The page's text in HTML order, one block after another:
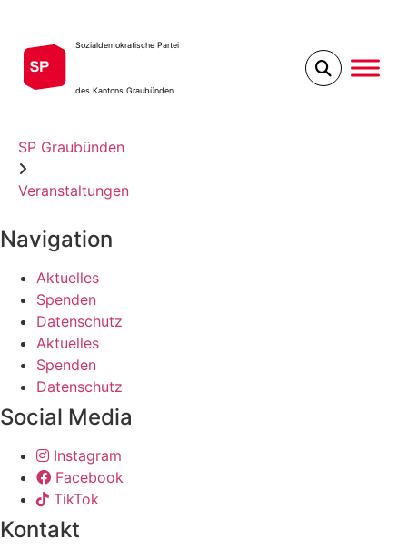
wechseln
Sozialdemokratische Partei
des Kantons Graubünden
SP Graubünden
Veranstaltungen
Navigation
Aktuelles
Spenden
Datenschutz
Aktuelles
Spenden
Datenschutz
Social Media
Instagram
Facebook
TikTok
Kontakt